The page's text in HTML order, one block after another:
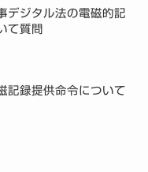
デジタル法の電磁的記
て質問
記録提供命令について